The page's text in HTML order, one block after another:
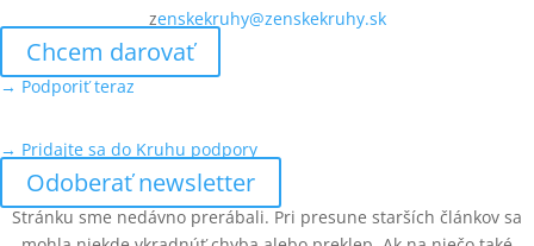
zenskekruhy@zenskekruhy.sk
Chcem darovať
→ Podporiť teraz
→ Pridajte sa do Kruhu podpory
Odoberať newsletter
Stránku sme nedávno prerábali. Pri presune starších článkov sa